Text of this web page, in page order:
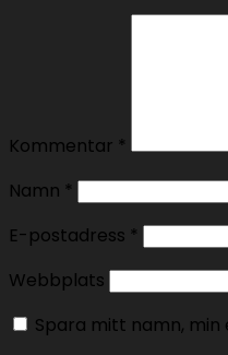
Kommentar *
Namn *
E-postadress *
Webbplats
Spara mitt namn,